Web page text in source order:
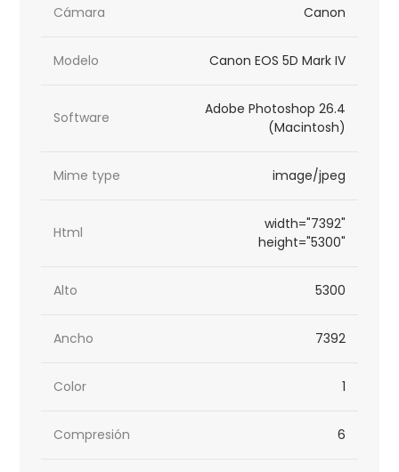
Cámara Canon
Modelo Canon EOS 5D Mark IV
Software
Adobe Photoshop 26.4
(Macintosh)
Mime type image/jpeg
Html
width="7392"
height="5300"
Alto 5300
Ancho 7392
Color 1
Compresión 6